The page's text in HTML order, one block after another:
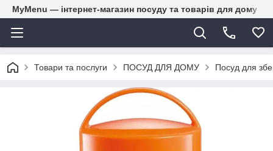
MyMenu — інтернет-магазин посуду та товарів для дому
Товари та послуги ПОСУД ДЛЯ ДОМУ Посуд для